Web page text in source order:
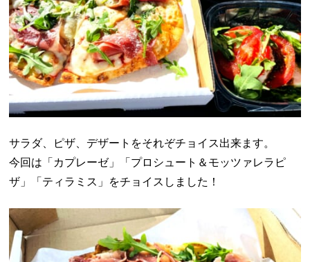
サラダ、ピザ、デザートをそれぞチョイス出来ます。
今回は「カプレーゼ」「プロシュート＆モッツァレラピ
ザ」「ティラミス」をチョイスしました！